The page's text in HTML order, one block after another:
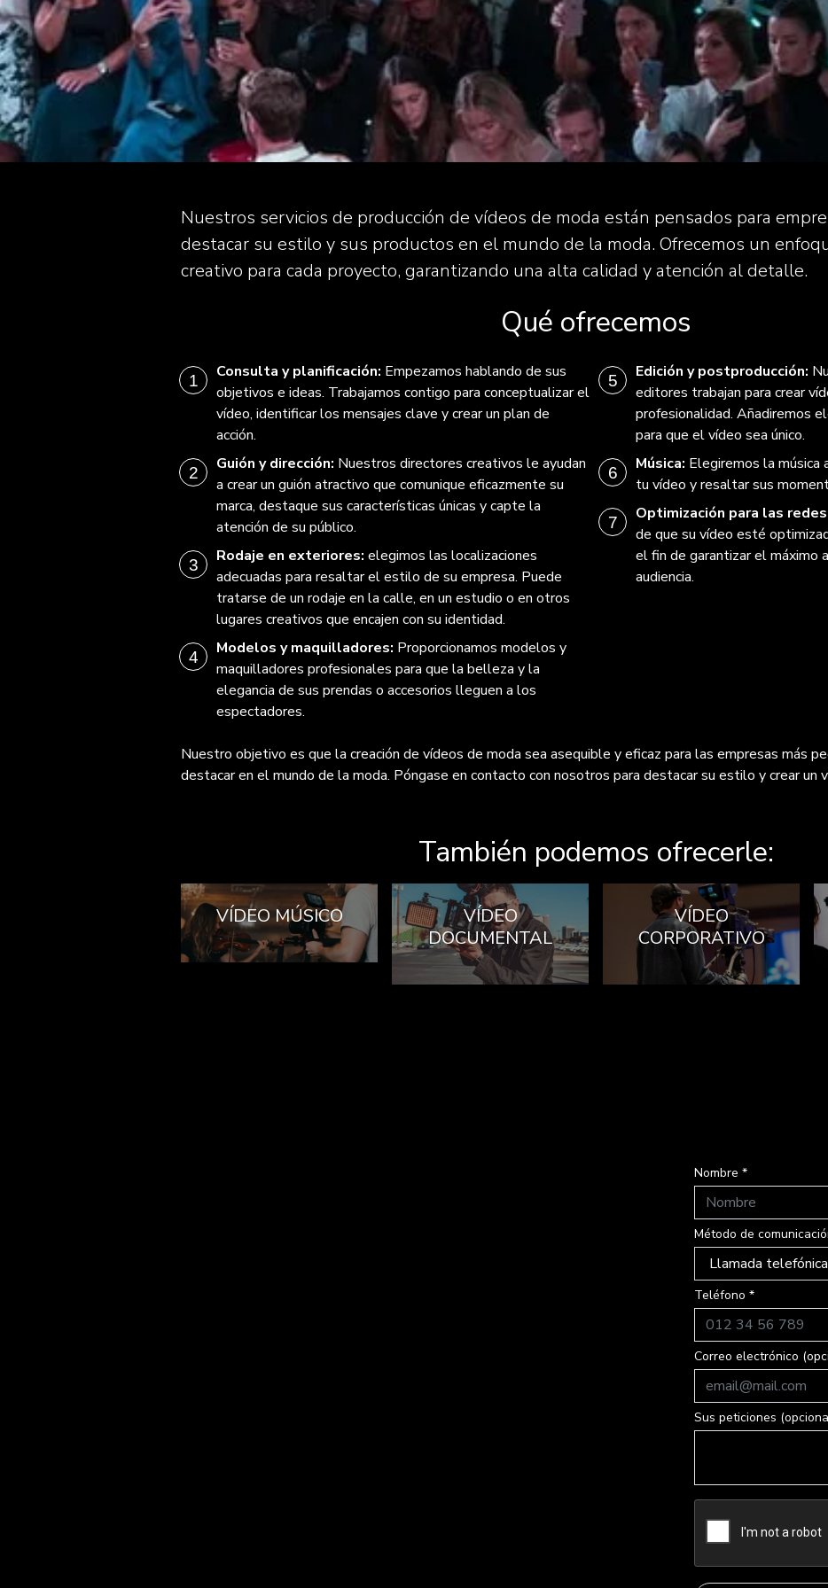
Nuestros servicios de producción de vídeos de moda están pensados para
destacar su estilo y sus productos en el mundo de la moda. Ofrecemos un
creativo para cada proyecto, garantizando una alta calidad y atención al detalle.
Qué ofrecemos
Consulta y planificación: Empezamos hablando de sus
objetivos e ideas. Trabajamos contigo para conceptualizar el
vídeo, identificar los mensajes clave y crear un plan de
acción.
Guión y dirección: Nuestros directores creativos le ayudan
a crear un guión atractivo que comunique eficazmente su
marca, destaque sus características únicas y capte la
atención de su público.
Rodaje en exteriores: elegimos las localizaciones
adecuadas para resaltar el estilo de su empresa. Puede
tratarse de un rodaje en la calle, en un estudio o en otros
lugares creativos que encajen con su identidad.
Modelos y maquilladores: Proporcionamos modelos y
maquilladores profesionales para que la belleza y la
elegancia de sus prendas o accesorios lleguen a los
espectadores.
Edición y postproducción:
editores trabajan para crear
profesionalidad. Añadiremos
para que el vídeo sea único.
Música: Elegiremos la música
tu vídeo y resaltar sus
Optimización para las
de que su vídeo esté
el fin de garantizar el máximo
audiencia.
Nuestro objetivo es que la creación de vídeos de moda sea asequible y eficaz para las empresas más
destacar en el mundo de la moda. Póngase en contacto con nosotros para destacar su estilo y crear un
También podemos ofrecerle:
VÍDEO MÚSICO
VÍDEO
DOCUMENTAL
VÍDEO
CORPORATIVO
Nombre *
Método de
Teléfono *
Correo electrónico
Sus peticiones